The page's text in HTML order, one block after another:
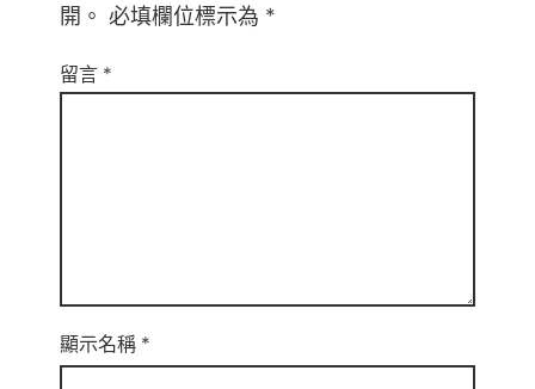
開。 必填欄位標示為 *
留言 *
顯示名稱 *